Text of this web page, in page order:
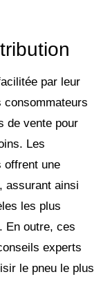
par leur
consommateurs
de vente pour
Les
offrent une
assurant ainsi
les plus
En outre, ces
experts
le pneu le plus